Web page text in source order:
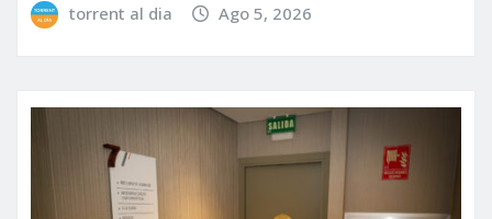
torrent al dia Ago 5, 2026